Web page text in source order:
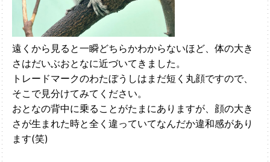
遠くから見ると一瞬どちらかわからないほど、体の大き
さはだいぶおとなに近づいてきました。
トレードマークのわたぼうしはまだ短く丸顔ですので、
そこで見分けてみてください。
おとなの背中に乗ることがたまにありますが、顔の大き
さが生まれた時と全く違っていてなんだか違和感があり
ます(笑)